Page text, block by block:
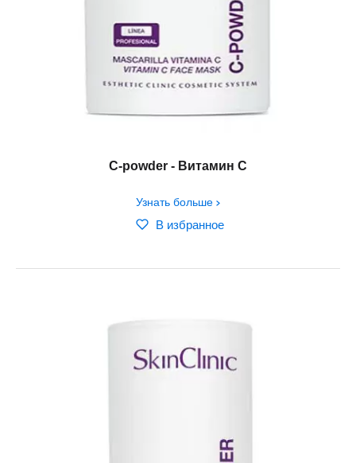
C-powder - Витамин С
Узнать больше
В избранное